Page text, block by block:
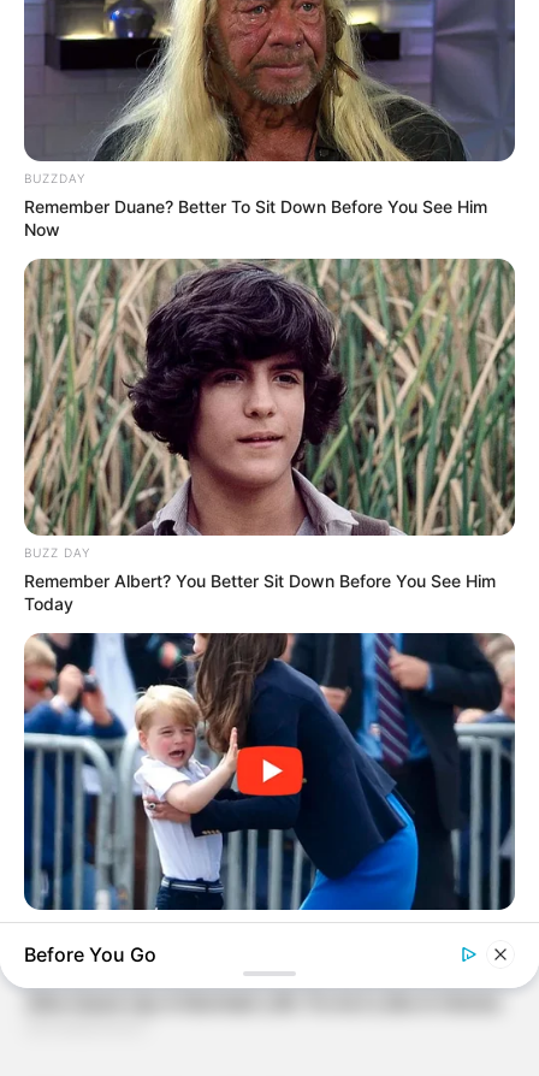
BUZZDAY
Remember Duane? Better To Sit Down Before You See Him
Now
BUZZ DAY
Remember Albert? You Better Sit Down Before You See Him
Today
BUZZ DAY
Kate Thought No One Noticed, But It Was Caught On Tape
Before You Go